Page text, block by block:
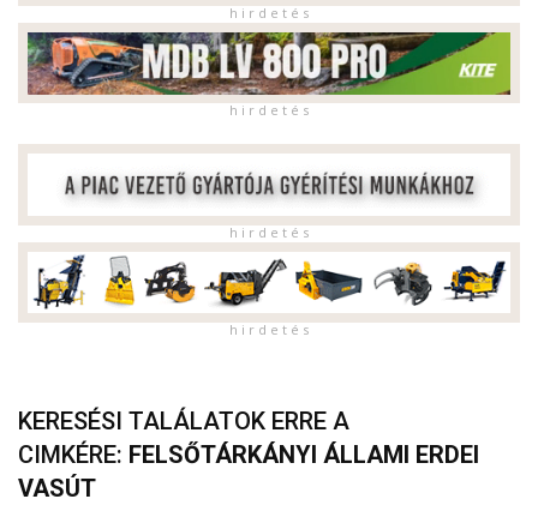
h i r d e t é s
h i r d e t é s
h i r d e t é s
h i r d e t é s
KERESÉSI TALÁLATOK ERRE A
CIMKÉRE: FELSŐTÁRKÁNYI ÁLLAMI ERDEI
VASÚT